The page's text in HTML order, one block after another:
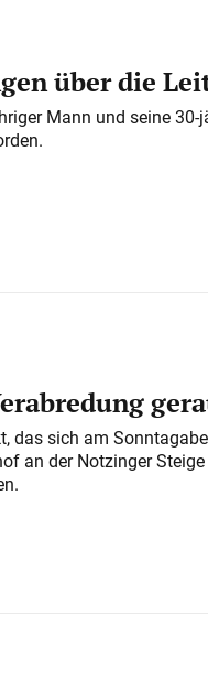
über die
Mann und seine 30-
das sich am
an der Notzinger